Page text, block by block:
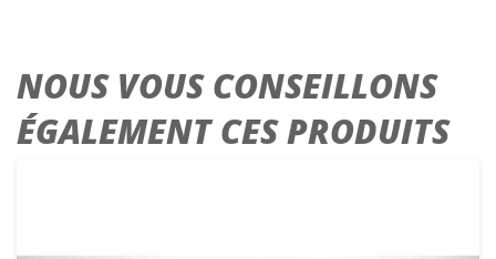
NOUS VOUS CONSEILLONS
ÉGALEMENT CES PRODUITS